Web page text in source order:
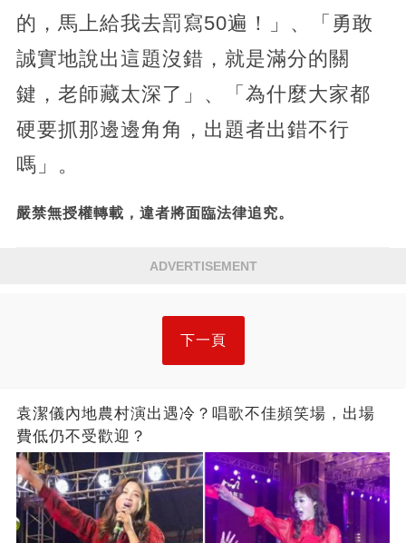
的，馬上給我去罰寫50遍！」、「勇敢
誠實地說出這題沒錯，就是滿分的關
鍵，老師藏太深了」、「為什麼大家都
硬要抓那邊邊角角，出題者出錯不行
嗎」。
嚴禁無授權轉載，違者將面臨法律追究。
ADVERTISEMENT
下一頁
袁潔儀內地農村演出遇冷？唱歌不佳頻笑場，出場
費低仍不受歡迎？